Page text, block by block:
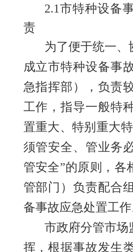
2.1市特种设备
责
为了便于统一
成立市特种设备事
急指挥部），负责
工作，指导一般特
置重大、特别重大
须管安全、管业务
管安全”的原则，各
管部门）负责配合
备事故应急处置工
市政府分管市场
挥，根据事故发生